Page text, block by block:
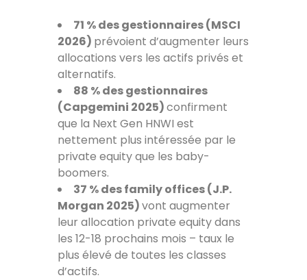
71 % des gestionnaires (MSCI
2026) prévoient d’augmenter leurs
allocations vers les actifs privés et
alternatifs.
88 % des gestionnaires
(Capgemini 2025)confirment
que la Next Gen HNWI est
nettement plus intéressée par le
private equity que les baby-
boomers.
37 % des family offices (J.P.
Morgan 2025)vont augmenter
leur allocation private equity dans
les 12-18 prochains mois – taux le
plus élevé de toutes les classes
d’actifs.